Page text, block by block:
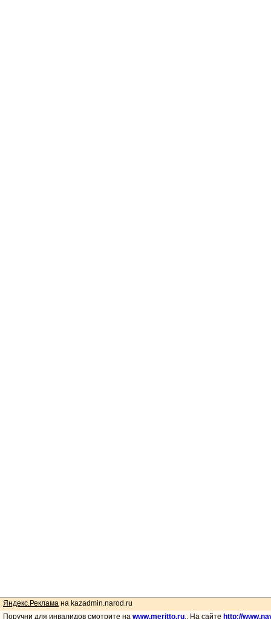
Яндекс.Реклама на kazadmin.narod.ru
Поручни для инвалидов смотрите на www.meritto.ru.. На сайте http://